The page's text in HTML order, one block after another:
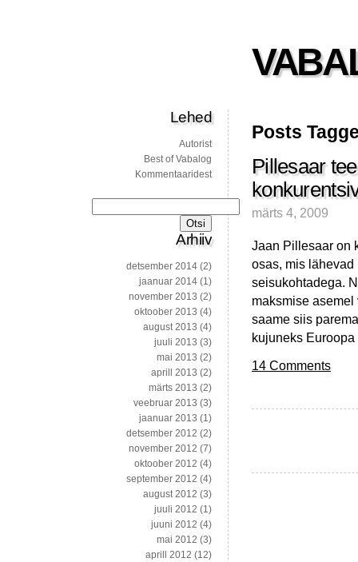
Posts
Pillesaar
märts 4, 2009
Jaan Pillesaar on
osas, mis
seisukohtadega.
maksmise
saame siis
kujuneks
14 Comments
Lehed
Autorist
Best of Vabalog
Kommentaaridest
Arhiiv
detsember 2014 (2)
jaanuar 2014 (1)
november 2013 (2)
oktoober 2013 (4)
august 2013 (4)
juuli 2013 (3)
mai 2013 (2)
aprill 2013 (2)
märts 2013 (2)
veebruar 2013 (3)
jaanuar 2013 (1)
detsember 2012 (2)
november 2012 (7)
oktoober 2012 (4)
september 2012 (4)
august 2012 (3)
juuli 2012 (1)
juuni 2012 (4)
mai 2012 (3)
aprill 2012 (12)